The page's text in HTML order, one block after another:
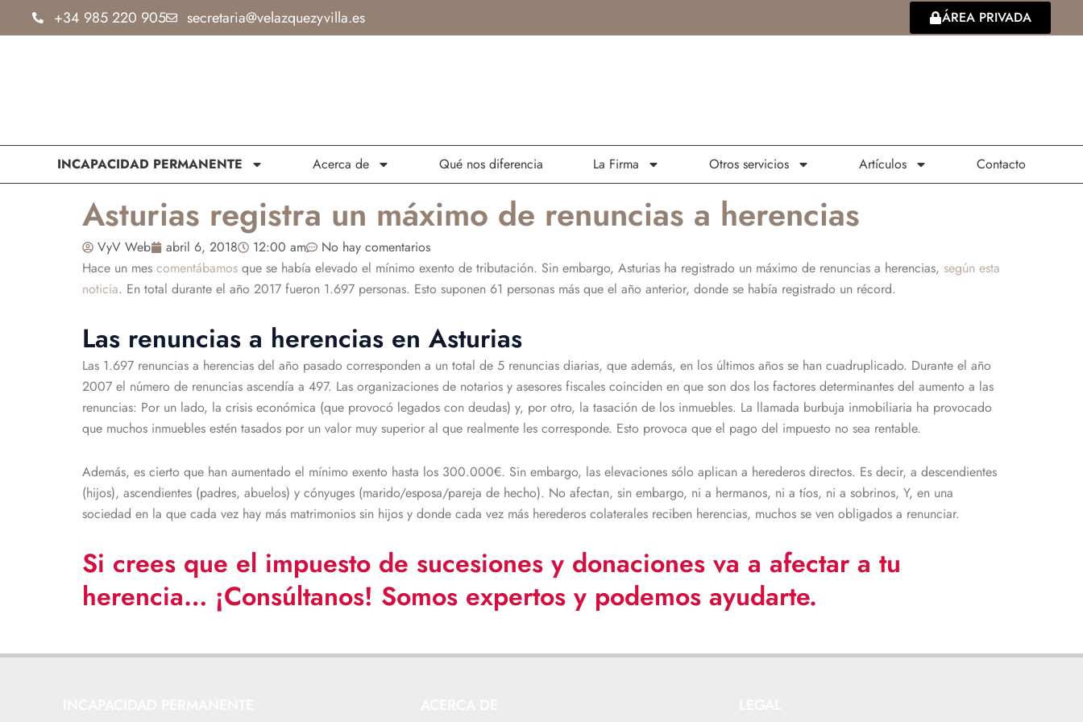
+34 985 220 905 secretaria@velazquezyvilla.es ÁREA PRIVADA
INCAPACIDAD PERMANENTE Acerca de Qué nos diferencia La Firma Otros servicios Artículos Contacto
Asturias registra un máximo de renuncias a herencias
VyV Web abril 6, 2018 12:00 am
No hay comentarios
Hace un mes comentábamos que se había elevado el mínimo exento de tributación. Sin embargo, Asturias ha registrado un máximo de renuncias a herencias, según esta
noticia. En total durante el año 2017 fueron 1.697 personas. Esto suponen 61 personas más que el año anterior, donde se había registrado un récord.
Las renuncias a herencias en Asturias
Las 1.697 renuncias a herencias del año pasado corresponden a un total de 5 renuncias diarias, que además, en los últimos años se han cuadruplicado. Durante el año
2007 el número de renuncias ascendía a 497. Las organizaciones de notarios y asesores fiscales coinciden en que son dos los factores determinantes del aumento a las
renuncias: Por un lado, la crisis económica (que provocó legados con deudas) y, por otro, la tasación de los inmuebles. La llamada burbuja inmobiliaria ha provocado
que muchos inmuebles estén tasados por un valor muy superior al que realmente les corresponde. Esto provoca que el pago del impuesto no sea rentable.
Además, es cierto que han aumentado el mínimo exento hasta los 300.000€. Sin embargo, las elevaciones sólo aplican a herederos directos. Es decir, a descendientes
(hijos), ascendientes (padres, abuelos) y cónyuges (marido/esposa/pareja de hecho). No afectan, sin embargo, ni a hermanos, ni a tíos, ni a sobrinos, Y, en una
sociedad en la que cada vez hay más matrimonios sin hijos y donde cada vez más herederos colaterales reciben herencias, muchos se ven obligados a renunciar.
Si crees que el impuesto de sucesiones y donaciones va a afectar a tu
herencia… ¡Consúltanos! Somos expertos y podemos ayudarte.